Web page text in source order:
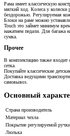
Рама имеет классическую
мягкий ход. Колеса у коляски
бездорожью. Регулируемая
Блоки на раме можно
Touch это займет минимум
нажатием педали. Для багажа
сумка.
Прочее
В комплектацию также
сетка.
Покупайте классические
Доставка ведущими
самовывоз.
Основный
Страна производитель
Материал чехла
Покрытие регулируемой ручки
Люлька